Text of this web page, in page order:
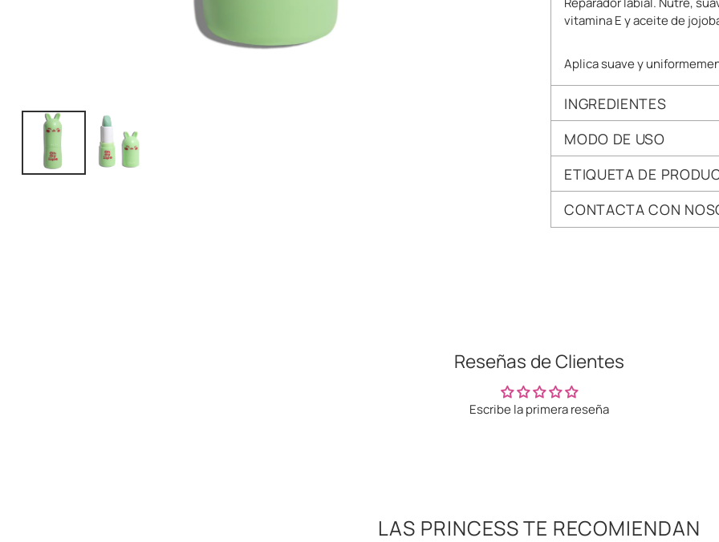
vitamina E y aceite de
Aplica suave y
INGREDIENTES
MODO DE USO
ETIQUETA DE
CONTACTA CON
Reseñas de Clientes
Escribe la primera reseña
LAS PRINCESS TE RECOMIENDAN